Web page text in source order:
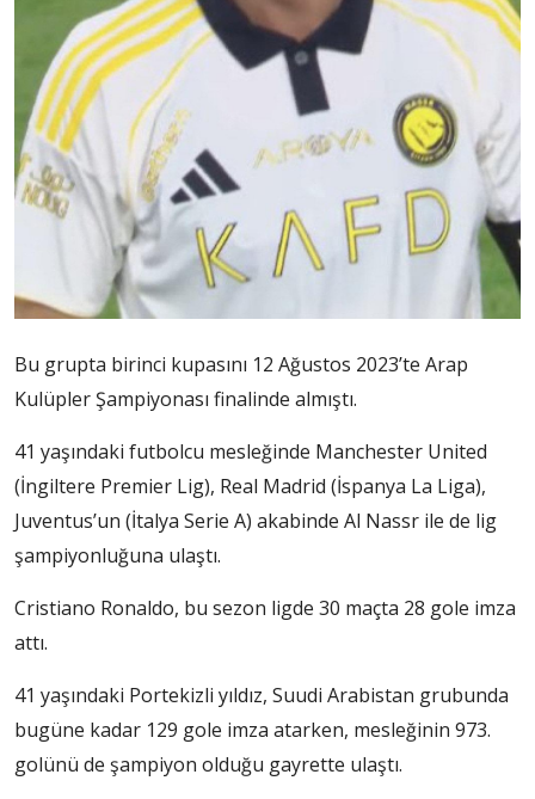
Bu grupta birinci kupasını 12 Ağustos 2023’te Arap
Kulüpler Şampiyonası finalinde almıştı.
41 yaşındaki futbolcu mesleğinde Manchester United
(İngiltere Premier Lig), Real Madrid (İspanya La Liga),
Juventus’un (İtalya Serie A) akabinde Al Nassr ile de lig
şampiyonluğuna ulaştı.
Cristiano Ronaldo, bu sezon ligde 30 maçta 28 gole imza
attı.
41 yaşındaki Portekizli yıldız, Suudi Arabistan grubunda
bugüne kadar 129 gole imza atarken, mesleğinin 973.
golünü de şampiyon olduğu gayrette ulaştı.